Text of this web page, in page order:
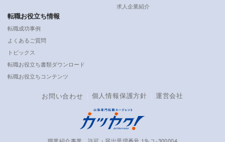
求人企業紹介
転職お役立ち情報
転職成功事例
よくあるご質問
トピックス
転職お役立ち書類ダウンロード
転職お役立ちコンテンツ
お問い合わせ 個人情報保護方針 運営会社
職業紹介事業 許可・届出受理番号 19-ユ-300004